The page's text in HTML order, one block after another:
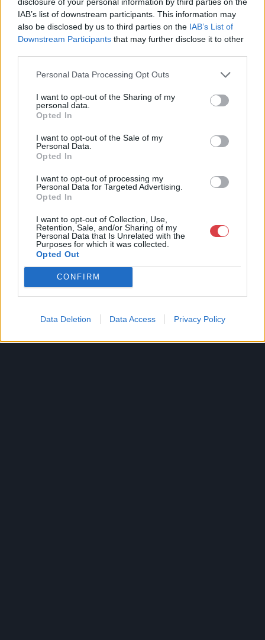
IAB’s list of downstream participants. This information may
also be disclosed by us to third parties on the IAB’s List of
Downstream Participants that may further disclose it to other
Personal Data Processing Opt Outs
I want to opt-out of the Sharing of my
personal data.
Opted In
I want to opt-out of the Sale of my
Personal Data.
Opted In
I want to opt-out of processing my
Personal Data for Targeted Advertising.
Opted In
I want to opt-out of Collection, Use,
Retention, Sale, and/or Sharing of my
Personal Data that Is Unrelated with the
Purposes for which it was collected.
Opted Out
CONFIRM
Data Deletion Data Access Privacy Policy
Médiaajánlat
Karrier
Kapcsolat
ÁSZF
Adatvédelem
Impresszum
Kövesse a műtárgy.com-ot
Weboldal és Webshop készítés: Ferenczi Sándor